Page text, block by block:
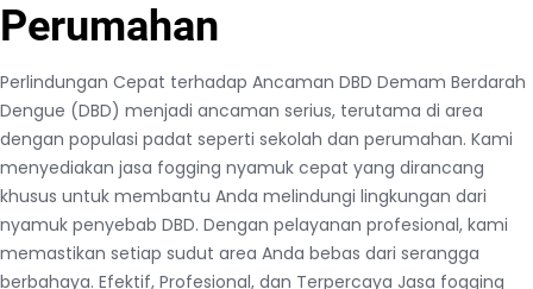
Perumahan
Perlindungan Cepat terhadap Ancaman DBD Demam Berdarah
Dengue (DBD) menjadi ancaman serius, terutama di area
dengan populasi padat seperti sekolah dan perumahan. Kami
menyediakan jasa fogging nyamuk cepat yang dirancang
khusus untuk membantu Anda melindungi lingkungan dari
nyamuk penyebab DBD. Dengan pelayanan profesional, kami
memastikan setiap sudut area Anda bebas dari serangga
berbahaya. Efektif, Profesional, dan Terpercaya Jasa fogging